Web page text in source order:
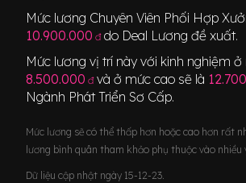
Mức lương Chuyên Viên Phối Hợp
10.900.000 đdo Deal Lương đề xuất.
Mức lương vị trí này với kinh nghiệm
8.500.000 đ và ở mức cao sẽ là
Ngành Phát Triển Sơ Cấp.
Mức lương sẽ có thể thấp hơn hoặc cao hơn rất
lương bình quân tham khảo phụ thuộc vào nhiều
Dữ liệu cập nhật ngày 15-12-23.